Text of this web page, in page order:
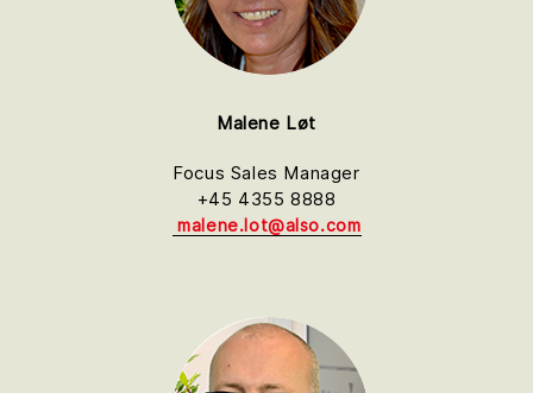
Malene Løt
Focus Sales Manager
+45 4355 8888
malene.lot@also.com